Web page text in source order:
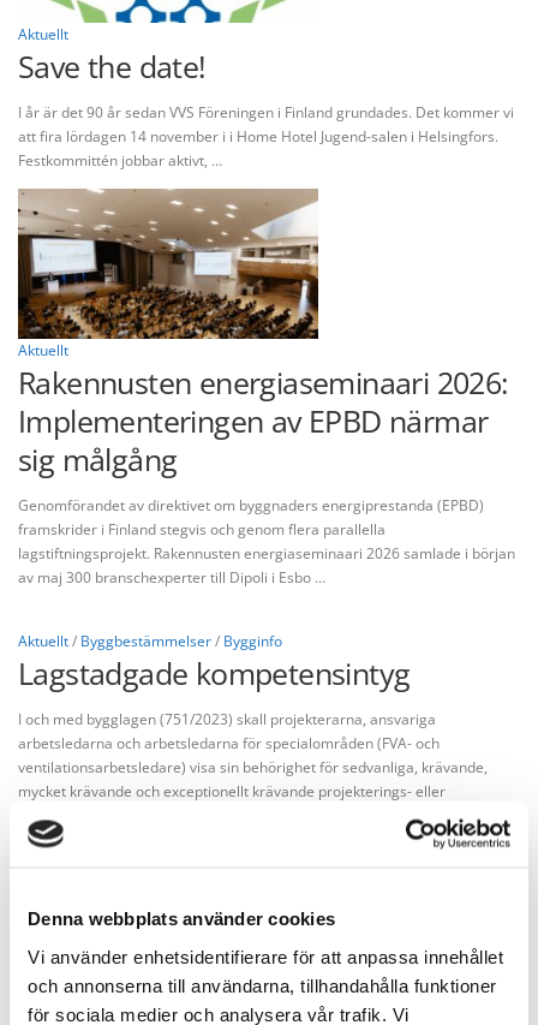
Denna webbplats använder cookies
Vi använder enhetsidentifierare för att anpassa innehållet
och annonserna till användarna, tillhandahålla funktioner
för sociala medier och analysera vår trafik. Vi
Aktuellt
Save the date!
I år är det 90 år sedan VVS Föreningen i Finland grundades. Det kommer vi
att fira lördagen 14 november i i Home Hotel Jugend-salen i Helsingfors.
Festkommittén jobbar aktivt, …
Aktuellt
Rakennusten energiaseminaari 2026:
Implementeringen av EPBD närmar
sig målgång
Genomförandet av direktivet om byggnaders energiprestanda (EPBD)
framskrider i Finland stegvis och genom flera parallella
lagstiftningsprojekt. Rakennusten energiaseminaari 2026 samlade i början
av maj 300 branschexperter till Dipoli i Esbo …
Aktuellt/ Byggbestämmelser/ Bygginfo
Lagstadgade kompetensintyg
I och med bygglagen (751/2023) skall projekterarna, ansvariga
arbetsledarna och arbetsledarna för specialområden (FVA- och
ventilationsarbetsledare) visa sin behörighet för sedvanliga, krävande,
mycket krävande och exceptionellt krävande projekterings- eller
arbetsledningsuppgifter …
Skyddad: Möteshandlingar för
årsmötet 2026
Det finns inget utdrag eftersom detta är ett skyddat inlägg.